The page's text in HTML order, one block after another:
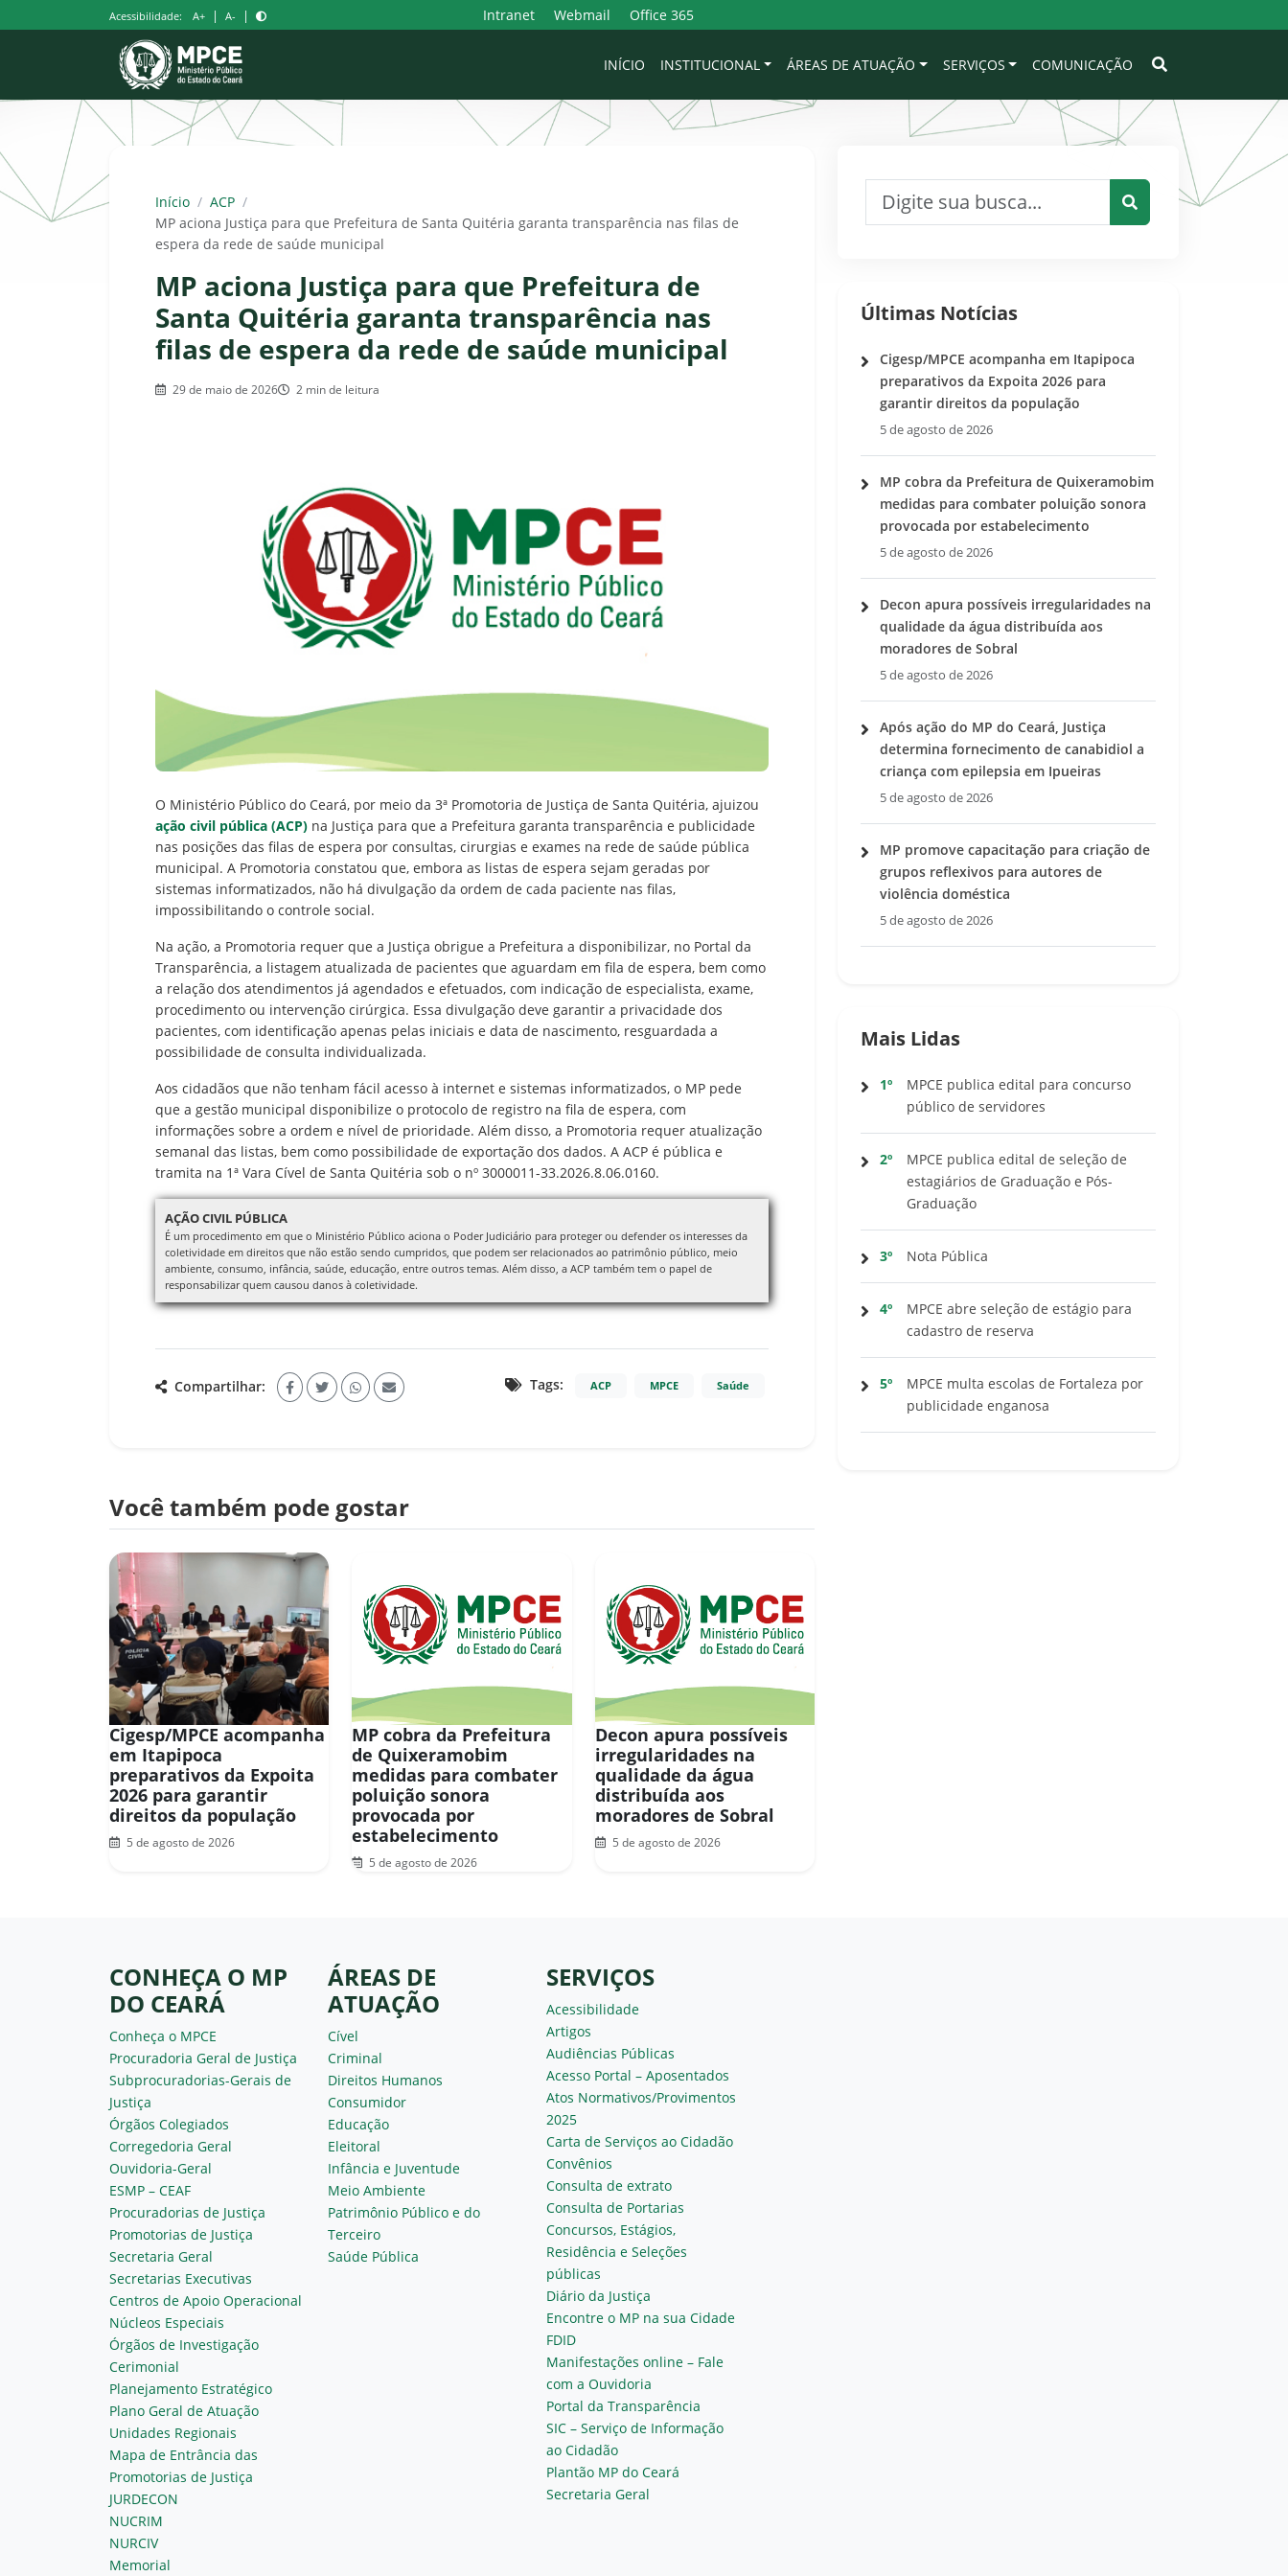
para
Acessibilidade: A+ | A- | Intranet Webmail Office 365
INÍCIO INSTITUCIONAL ÁREAS DE ATUAÇÃO SERVIÇOS COMUNICAÇÃO
Início / ACP /
MP aciona Justiça para que Prefeitura de Santa Quitéria garanta transparência nas filas de
espera da rede de saúde municipal
MP aciona Justiça para que Prefeitura de
Santa Quitéria garanta transparência nas
filas de espera da rede de saúde municipal
29 de maio de 2026 2 min de leitura
O Ministério Público do Ceará, por meio da 3ª Promotoria de Justiça de Santa Quitéria, ajuizou
ação civil pública (ACP) na Justiça para que a Prefeitura garanta transparência e publicidade
nas posições das filas de espera por consultas, cirurgias e exames na rede de saúde pública
municipal. A Promotoria constatou que, embora as listas de espera sejam geradas por
sistemas informatizados, não há divulgação da ordem de cada paciente nas filas,
impossibilitando o controle social.
Na ação, a Promotoria requer que a Justiça obrigue a Prefeitura a disponibilizar, no Portal da
Transparência, a listagem atualizada de pacientes que aguardam em fila de espera, bem como
a relação dos atendimentos já agendados e efetuados, com indicação de especialista, exame,
procedimento ou intervenção cirúrgica. Essa divulgação deve garantir a privacidade dos
pacientes, com identificação apenas pelas iniciais e data de nascimento, resguardada a
possibilidade de consulta individualizada.
Aos cidadãos que não tenham fácil acesso à internet e sistemas informatizados, o MP pede
que a gestão municipal disponibilize o protocolo de registro na fila de espera, com
informações sobre a ordem e nível de prioridade. Além disso, a Promotoria requer atualização
semanal das listas, bem como possibilidade de exportação dos dados. A ACP é pública e
tramita na 1ª Vara Cível de Santa Quitéria sob o nº 3000011-33.2026.8.06.0160.
AÇÃO CIVIL PÚBLICA
É um procedimento em que o Ministério Público aciona o Poder Judiciário para proteger ou defender os interesses da
coletividade em direitos que não estão sendo cumpridos, que podem ser relacionados ao patrimônio público, meio
ambiente, consumo, infância, saúde, educação, entre outros temas. Além disso, a ACP também tem o papel de
responsabilizar quem causou danos à coletividade.
Compartilhar: Tags: ACP MPCE Saúde
Você também pode gostar
Cigesp/MPCE acompanha
em Itapipoca
preparativos da Expoita
2026 para garantir
direitos da população
5 de agosto de 2026
MP cobra da Prefeitura
de Quixeramobim
medidas para combater
poluição sonora
provocada por
estabelecimento
5 de agosto de 2026
Decon apura possíveis
irregularidades na
qualidade da água
distribuída aos
moradores de Sobral
5 de agosto de 2026
Pesquisar
Últimas Notícias
Cigesp/MPCE acompanha em Itapipoca
preparativos da Expoita 2026 para
garantir direitos da população
5 de agosto de 2026
MP cobra da Prefeitura de Quixeramobim
medidas para combater poluição sonora
provocada por estabelecimento
5 de agosto de 2026
Decon apura possíveis irregularidades na
qualidade da água distribuída aos
moradores de Sobral
5 de agosto de 2026
Após ação do MP do Ceará, Justiça
determina fornecimento de canabidiol a
criança com epilepsia em Ipueiras
5 de agosto de 2026
MP promove capacitação para criação de
grupos reflexivos para autores de
violência doméstica
5 de agosto de 2026
Mais Lidas
1º
MPCE publica edital para concurso
público de servidores
2º
MPCE publica edital de seleção de
estagiários de Graduação e Pós-
Graduação
3º Nota Pública
4º
MPCE abre seleção de estágio para
cadastro de reserva
5º
MPCE multa escolas de Fortaleza por
publicidade enganosa
CONHEÇA O MP
DO CEARÁ
Conheça o MPCE
Procuradoria Geral de Justiça
Subprocuradorias-Gerais de
Justiça
Órgãos Colegiados
Corregedoria Geral
Ouvidoria-Geral
ESMP – CEAF
Procuradorias de Justiça
Promotorias de Justiça
Secretaria Geral
Secretarias Executivas
Centros de Apoio Operacional
Núcleos Especiais
Órgãos de Investigação
Cerimonial
Planejamento Estratégico
Plano Geral de Atuação
Unidades Regionais
Mapa de Entrância das
Promotorias de Justiça
JURDECON
NUCRIM
NURCIV
Memorial
ÁREAS DE
ATUAÇÃO
Cível
Criminal
Direitos Humanos
Consumidor
Educação
Eleitoral
Infância e Juventude
Meio Ambiente
Patrimônio Público e do
Terceiro
Saúde Pública
SERVIÇOS
Acessibilidade
Artigos
Audiências Públicas
Acesso Portal – Aposentados
Atos Normativos/Provimentos
2025
Carta de Serviços ao Cidadão
Convênios
Consulta de extrato
Consulta de Portarias
Concursos, Estágios,
Residência e Seleções
públicas
Diário da Justiça
Encontre o MP na sua Cidade
FDID
Manifestações online – Fale
com a Ouvidoria
Portal da Transparência
SIC – Serviço de Informação
ao Cidadão
Plantão MP do Ceará
Secretaria Geral